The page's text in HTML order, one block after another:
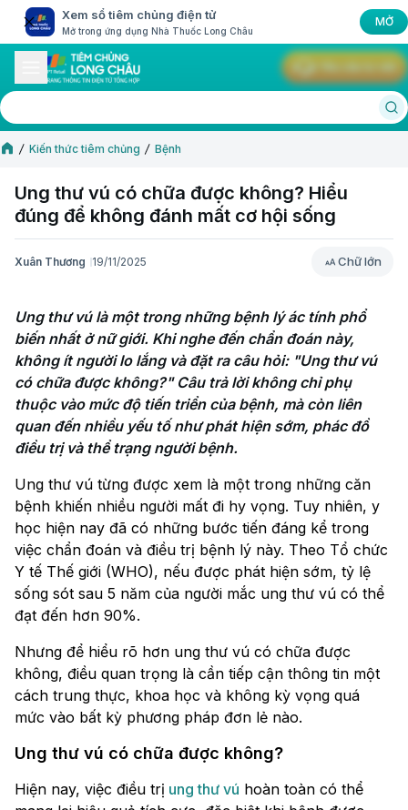
Xem sổ tiêm chủng điện tử
Mở trong ứng dụng Nhà Thuốc Long Châu
MỞ
Kiến thức tiêm chủng Bệnh
Ung thư vú có chữa được không? Hiểu
đúng để không đánh mất cơ hội sống
Xuân Thương 19/11/2025 Chữ lớn
Chữ lớn
Ung thư vú là một trong những bệnh lý ác tính phổ
biến nhất ở nữ giới. Khi nghe đến chẩn đoán này,
không ít người lo lắng và đặt ra câu hỏi: "Ung thư vú
có chữa được không?" Câu trả lời không chỉ phụ
thuộc vào mức độ tiến triển của bệnh, mà còn liên
quan đến nhiều yếu tố như phát hiện sớm, phác đồ
điều trị và thể trạng người bệnh.
Ung thư vú từng được xem là một trong những căn
bệnh khiến nhiều người mất đi hy vọng. Tuy nhiên, y
học hiện nay đã có những bước tiến đáng kể trong
việc chẩn đoán và điều trị bệnh lý này. Theo Tổ chức
Y tế Thế giới (WHO), nếu được phát hiện sớm, tỷ lệ
sống sót sau 5 năm của người mắc ung thư vú có thể
đạt đến hơn 90%.
Nhưng để hiểu rõ hơn ung thư vú có chữa được
không, điều quan trọng là cần tiếp cận thông tin một
cách trung thực, khoa học và không kỳ vọng quá
mức vào bất kỳ phương pháp đơn lẻ nào.
Ung thư vú có chữa được không?
Hiện nay, việc điều trị ung thư vú hoàn toàn có thể